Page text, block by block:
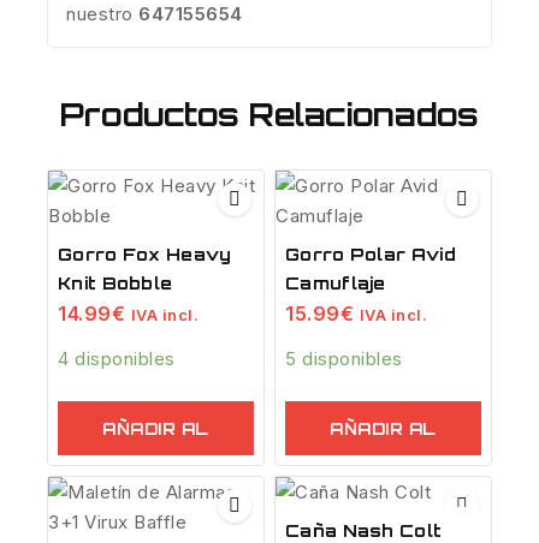
nuestro 647155654
Productos Relacionados
Gorro Fox Heavy
Knit Bobble
14.99€ IVA incl.
4 disponibles
AÑADIR AL
CARRITO
Gorro Polar Avid
Camuflaje
15.99€ IVA incl.
5 disponibles
AÑADIR AL
CARRITO
Caña Nash Colt